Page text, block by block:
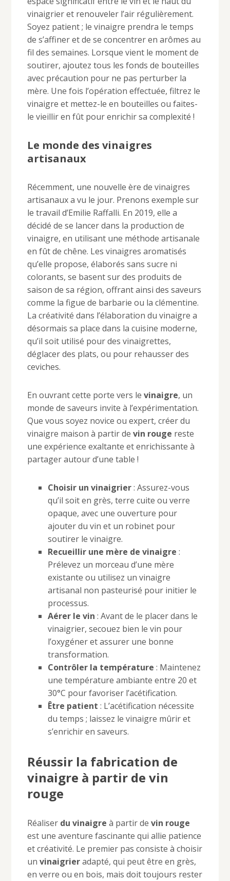
vinaigrier et renouveler l’air régulièrement.
Soyez patient ; le vinaigre prendra le temps
de s’affiner et de se concentrer en arômes au
fil des semaines. Lorsque vient le moment de
soutirer, ajoutez tous les fonds de bouteilles
avec précaution pour ne pas perturber la
mère. Une fois l’opération effectuée, filtrez le
vinaigre et mettez-le en bouteilles ou faites-
le vieillir en fût pour enrichir sa complexité !
Le monde des vinaigres
artisanaux
Récemment, une nouvelle ère de vinaigres
artisanaux a vu le jour. Prenons exemple sur
le travail d’Emilie Raffalli. En 2019, elle a
décidé de se lancer dans la production de
vinaigre, en utilisant une méthode artisanale
en fût de chêne. Les vinaigres aromatisés
qu’elle propose, élaborés sans sucre ni
colorants, se basent sur des produits de
saison de sa région, offrant ainsi des saveurs
comme la figue de barbarie ou la clémentine.
La créativité dans l’élaboration du vinaigre a
désormais sa place dans la cuisine moderne,
qu’il soit utilisé pour des vinaigrettes,
déglacer des plats, ou pour rehausser des
ceviches.
En ouvrant cette porte vers le vinaigre, un
monde de saveurs invite à l’expérimentation.
Que vous soyez novice ou expert, créer du
vinaigre maison à partir de vin rouge reste
une expérience exaltante et enrichissante à
partager autour d’une table !
Choisir un vinaigrier: Assurez-vous
qu’il soit en grès, terre cuite ou verre
opaque, avec une ouverture pour
ajouter du vin et un robinet pour
soutirer le vinaigre.
Recueillir une mère de vinaigre :
Prélevez un morceau d’une mère
existante ou utilisez un vinaigre
artisanal non pasteurisé pour initier le
processus.
Aérer le vin : Avant de le placer dans le
vinaigrier, secouez bien le vin pour
l’oxygéner et assurer une bonne
transformation.
Contrôler la température : Maintenez
une température ambiante entre 20 et
30°C pour favoriser l’acétification.
Être patient : L’acétification nécessite
du temps ; laissez le vinaigre mûrir et
s’enrichir en saveurs.
Réussir la fabrication de
vinaigre à partir de vin
rouge
Réaliser du vinaigre à partir de vin rouge
est une aventure fascinante qui allie patience
et créativité. Le premier pas consiste à choisir
un vinaigrieradapté, qui peut être en grès,
en verre ou en bois, mais doit toujours rester